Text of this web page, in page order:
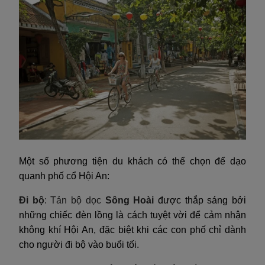
Một số phương tiện du khách có thể chọn để dạo
quanh phố cổ Hội An:
Đi bộ: Tản bộ dọc Sông Hoài được thắp sáng bởi
những chiếc đèn lồng là cách tuyệt vời để cảm nhận
không khí Hội An, đặc biệt khi các con phố chỉ dành
cho người đi bộ vào buổi tối.